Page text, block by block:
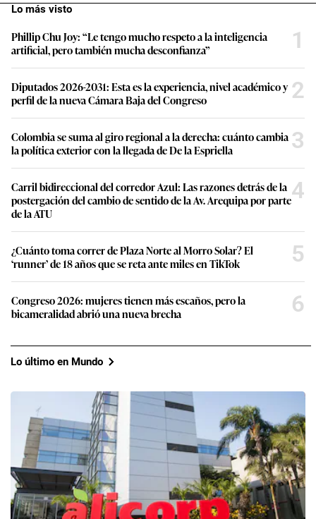
Lo más visto
Phillip Chu Joy: “Le tengo mucho respeto a la inteligencia
artificial, pero también mucha desconfianza”
1
Diputados 2026-2031: Esta es la experiencia, nivel académico y
perfil de la nueva Cámara Baja del Congreso
2
Colombia se suma al giro regional a la derecha: cuánto cambia
la política exterior con la llegada de De la Espriella
3
Carril bidireccional del corredor Azul: Las razones detrás de la
postergación del cambio de sentido de la Av. Arequipa por parte
de la ATU
4
¿Cuánto toma correr de Plaza Norte al Morro Solar? El
‘runner’ de 18 años que se reta ante miles en TikTok
5
Congreso 2026: mujeres tienen más escaños, pero la
bicameralidad abrió una nueva brecha
6
Lo último en Mundo